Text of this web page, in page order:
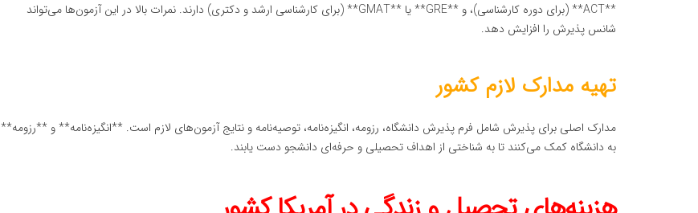
**ACT** (برای دوره کارشناسی)، و **GRE** یا **GMAT** (برای کارشناسی ارشد و دکتری) دارند. نمرات بالا در این آزمون‌ها می‌تواند
شانس پذیرش را افزایش دهد.
تهیه مدارک لازم کشور
مدارک اصلی برای پذیرش شامل فرم پذیرش دانشگاه، رزومه، انگیزه‌نامه، توصیه‌نامه و نتایج آزمون‌های لازم است. **انگیزه‌نامه** و **رزومه**
به دانشگاه کمک می‌کنند تا به شناختی از اهداف تحصیلی و حرفه‌ای دانشجو دست یابند.